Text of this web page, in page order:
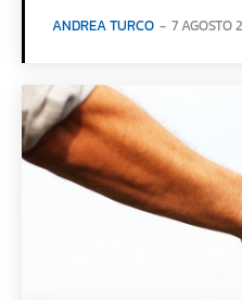
ANDREA TURCO - 7 AGOSTO